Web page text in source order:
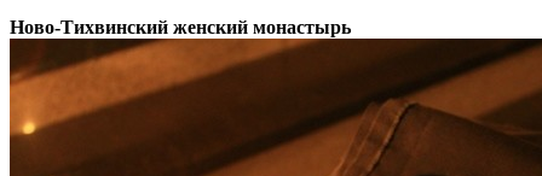
Ново-Тихвинский женский монастырь